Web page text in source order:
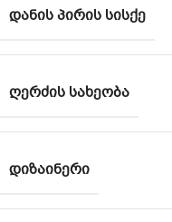
ᲓᲐᲜᲘᲡ ᲞᲘᲠᲘᲡ ᲡᲘᲡᲥᲔ
ᲦᲔᲠᲫᲘᲡ ᲡᲐᲮᲔᲝᲑᲐ
ᲓᲘᲖᲐᲘᲜᲔᲠᲘ